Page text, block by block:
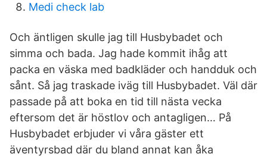
Medi check lab
Och äntligen skulle jag till Husbybadet och
simma och bada. Jag hade kommit ihåg att
packa en väska med badkläder och handduk och
sånt. Så jag traskade iväg till Husbybadet. Väl där
passade på att boka en tid till nästa vecka
eftersom det är höstlov och antagligen… På
Husbybadet erbjuder vi våra gäster ett
äventyrsbad där du bland annat kan åka